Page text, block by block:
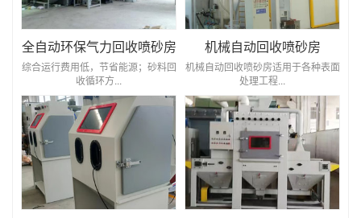
全自动环保气力回收喷砂房
综合运行费用低，节省能源；砂料回
收循环方...
机械自动回收喷砂房
机械自动回收喷砂房适用于各种表面
处理工程...